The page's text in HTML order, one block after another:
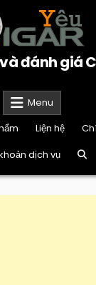
đánh giá
Menu
Liện hệ
dịch vụ